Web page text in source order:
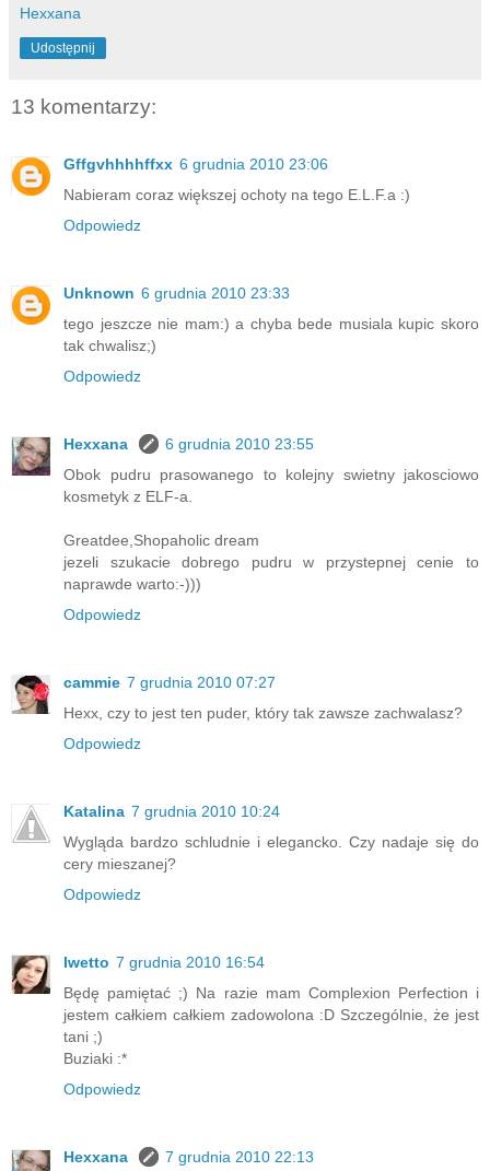
Hexxana
Udostępnij
13 komentarzy:
Gffgvhhhhffxx 6 grudnia 2010 23:06
Nabieram coraz większej ochoty na tego E.L.F.a :)
Odpowiedz
Unknown 6 grudnia 2010 23:33
tego jeszcze nie mam:) a chyba bede musiala kupic skoro
tak chwalisz;)
Odpowiedz
Hexxana
6 grudnia 2010 23:55
Obok pudru prasowanego to kolejny swietny jakosciowo
kosmetyk z ELF-a.
Greatdee,Shopaholic dream
jezeli szukacie dobrego pudru w przystepnej cenie to
naprawde warto:-)))
Odpowiedz
cammie 7 grudnia 2010 07:27
Hexx, czy to jest ten puder, który tak zawsze zachwalasz?
Odpowiedz
Katalina 7 grudnia 2010 10:24
Wygląda bardzo schludnie i elegancko. Czy nadaje się do
cery mieszanej?
Odpowiedz
Iwetto 7 grudnia 2010 16:54
Będę pamiętać ;) Na razie mam Complexion Perfection i
jestem całkiem całkiem zadowolona :D Szczególnie, że jest
tani ;)
Buziaki :*
Odpowiedz
Hexxana 7 grudnia 2010 22:13